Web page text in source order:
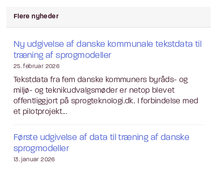
Flere nyheder
Ny udgivelse af danske kommunale tekstdata til
træning af sprogmodeller
25. februar 2026
Tekstdata fra fem danske kommuners byråds- og
miljø- og teknikudvalgsmøder er netop blevet
offentliggjort på sprogteknologi.dk. I forbindelse med
et pilotprojekt...
Første udgivelse af data til træning af danske
sprogmodeller
13. januar 2026